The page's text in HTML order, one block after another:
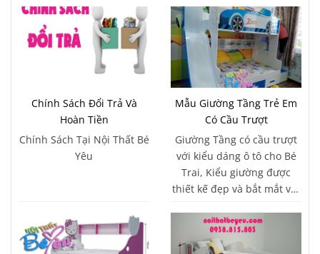
Chính Sách Đổi Trả Và
Hoàn Tiền
Chính Sách Tại Nội Thất Bé
Yêu
Mẫu Giường Tầng Trẻ Em
Có Cầu Trượt
Giường Tầng có cầu trượt
với kiểu dáng ô tô cho Bé
Trai, Kiểu giường được
thiết kế đẹp và bắt mắt với